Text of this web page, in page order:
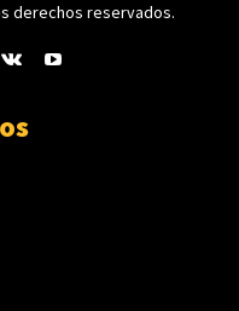
derechos reservados.